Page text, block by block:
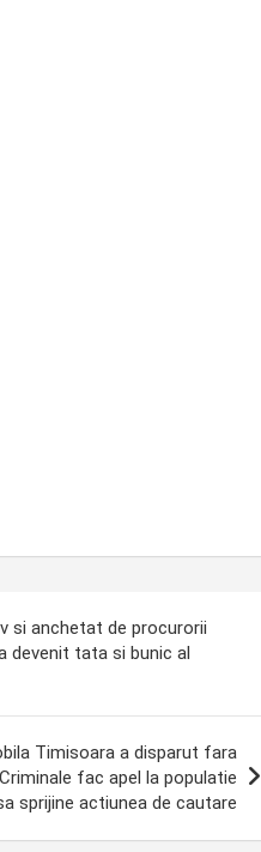
si anchetat de procurorii
devenit tata si bunic al
Timisoara a disparut fara
fac apel la populatie
sprijine actiunea de cautare